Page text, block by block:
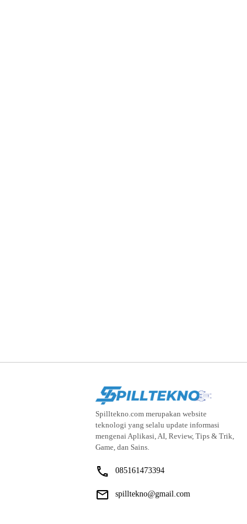
Spilltekno.com merupakan website
teknologi yang selalu update informasi
mengenai Aplikasi, AI, Review, Tips & Trik,
Game, dan Sains.
085161473394
spilltekno@gmail.com